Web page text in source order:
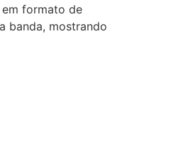
formato de
banda, mostrando